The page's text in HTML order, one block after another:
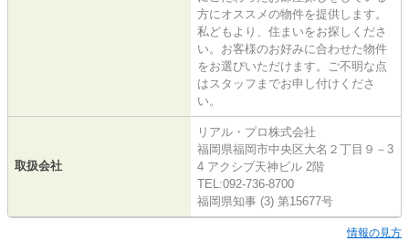
方にオススメの物件を提供します。
私どもより、住まいをお探しくださ
い。お客様のお好みに合わせた物件
をお選びいただけます。ご不明な点
はスタッフまでお申し付けくださ
い。
取扱会社
リアル・プロ株式会社
福岡県福岡市中央区大名２丁目９－3
4 アクシブ天神ビル 2階
TEL:092-736-8700
福岡県知事 (3) 第15677号
情報の見方